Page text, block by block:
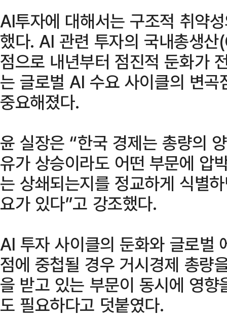
AI투자에 대해서는 구조적 취약
했다. AI 관련 투자의 국내총생
점으로 내년부터 점진적 둔화가
는 글로벌 AI 수요 사이클의 변
중요해졌다.
윤 실장은 “한국 경제는 총량의
유가 상승이라도 어떤 부문에 압
는 상쇄되는지를 정교하게 식별
요가 있다”고 강조했다.
AI 투자 사이클의 둔화와 글로벌
점에 중첩될 경우 거시경제 총량
을 받고 있는 부문이 동시에 영
도 필요하다고 덧붙였다.